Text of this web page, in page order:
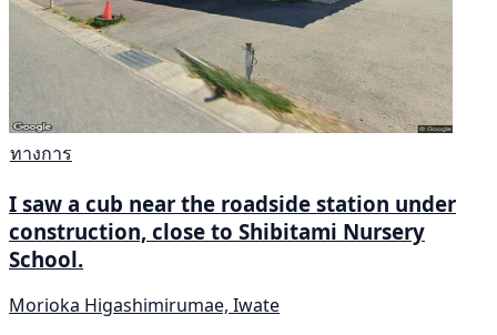
ทางการ
I saw a cub near the roadside station under
construction, close to Shibitami Nursery
School.
Morioka Higashimirumae, Iwate